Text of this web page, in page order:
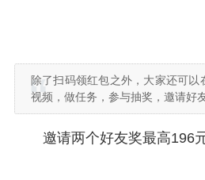
除了扫码领红包之外，大家还可
视频，做任务，参与抽奖，邀请好
邀请两个好友奖最高196